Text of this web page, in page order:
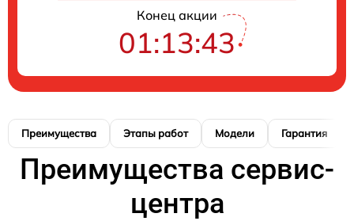
Конец акции
01:13:42
Преимущества Этапы работ Модели Гарантия
Преимущества сервис-
центра